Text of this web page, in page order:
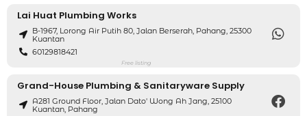
Lai Huat Plumbing Works
B-1967, Lorong Air Putih 80, Jalan Berserah, Pahang, 25300
Kuantan
60129818421
Free listing
Grand-House Plumbing & Sanitaryware Supply
A281 Ground Floor, Jalan Dato' Wong Ah Jang, 25100
Kuantan, Pahang